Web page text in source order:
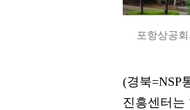
포항상공
(경북=NSP
진흥센터는